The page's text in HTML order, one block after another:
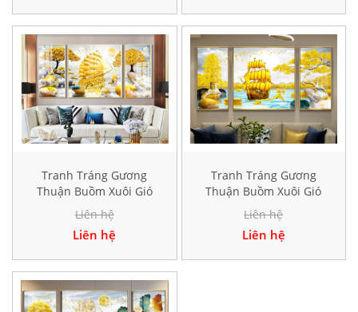
Tranh Tráng Gương
Thuận Buồm Xuôi Gió
Hiện Đại HD17830
Liên hệ
Liên hệ
Tranh Tráng Gương
Thuận Buồm Xuôi Gió
Hiện Đại TK178
Liên hệ
Liên hệ